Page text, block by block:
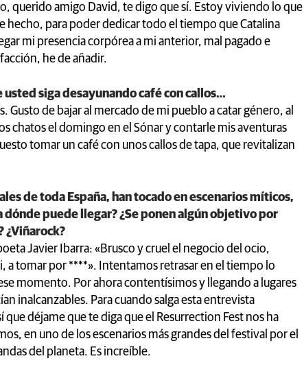
querido amigo David, te digo que sí. Estoy viviendo lo que
hecho, para poder dedicar todo el tiempo que Catalina
mi presencia corpórea a mi anterior, mal pagado e
he de añadir.
usted siga desayunando café con callos…
Gusto de bajar al mercado de mi pueblo a catar género, al
chatos el domingo en el Sónar y contarle mis aventuras
tomar un café con unos callos de tapa, que revitalizan
de toda España, han tocado en escenarios míticos,
dónde puede llegar? ¿Se ponen algún objetivo por
¿Viñarock?
Javier Ibarra: «Brusco y cruel el negocio del ocio,
a tomar por ****». Intentamos retrasar en el tiempo lo
momento. Por ahora contentísimos y llegando a lugares
inalcanzables. Para cuando salga esta entrevista
que déjame que te diga que el Resurrection Fest nos ha
en uno de los escenarios más grandes del festival por el
del planeta. Es increíble.